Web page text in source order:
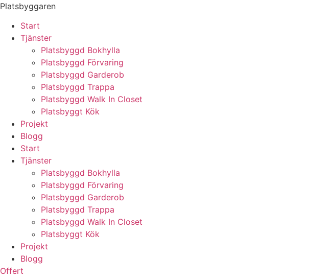
Skip
content
Platsbyggaren
Start
Tjänster
Platsbyggd Bokhylla
Platsbyggd Förvaring
Platsbyggd Garderob
Platsbyggd Trappa
Platsbyggd Walk In Closet
Platsbyggt Kök
Projekt
Blogg
Start
Tjänster
Platsbyggd Bokhylla
Platsbyggd Förvaring
Platsbyggd Garderob
Platsbyggd Trappa
Platsbyggd Walk In Closet
Platsbyggt Kök
Projekt
Blogg
Offert